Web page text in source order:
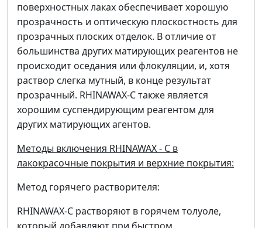
поверхностных лаках обеспечивает хорошую
прозрачность и оптическую плоскостность для
прозрачных плоских отделок. В отличие от
большинства других матирующих реагентов не
происходит оседания или флокуляции, и, хотя
раствор слегка мутный, в конце результат
прозрачный. RHINAWAX-C также является
хорошим суспендирующим реагентом для
других матирующих агентов.
Методы включения RHINAWAX - C в
лакокрасочные покрытия и верхние покрытия:
Метод горячего растворителя:
RHINAWAX-C растворяют в горячем толуоле,